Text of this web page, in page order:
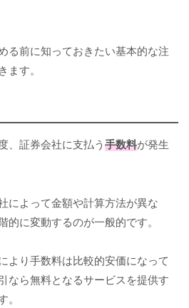
る前に知っておきたい基本的な注
す。
、証券会社に支払う手数料が発生
によって金額や計算方法が異な
的に変動するのが一般的です。
より手数料は比較的安価になって
なら無料となるサービスを提供す